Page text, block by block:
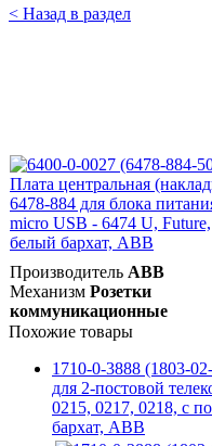
< Назад в раздел
Производитель ABB
Механизм Розетки
коммуникационные
Похожие товары
1710-0-3888 (1803-
для 2-постовой
0215, 0217, 0218, с
бархат, ABB